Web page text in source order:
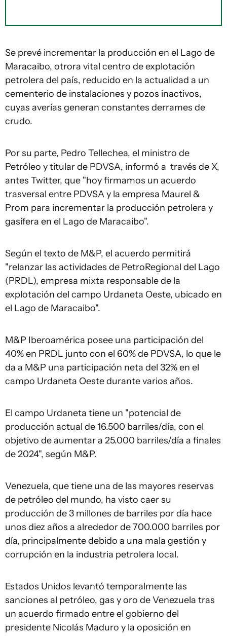
Se prevé incrementar la producción en el Lago de
Maracaibo, otrora vital centro de explotación
petrolera del país, reducido en la actualidad a un
cementerio de instalaciones y pozos inactivos,
cuyas averías generan constantes derrames de
crudo.
Por su parte, Pedro Tellechea, el ministro de
Petróleo y titular de PDVSA, informó a través de X,
antes Twitter, que "hoy firmamos un acuerdo
trasversal entre PDVSA y la empresa Maurel &
Prom para incrementar la producción petrolera y
gasífera en el Lago de Maracaibo".
Según el texto de M&P, el acuerdo permitirá
"relanzar las actividades de PetroRegional del Lago
(PRDL), empresa mixta responsable de la
explotación del campo Urdaneta Oeste, ubicado en
el Lago de Maracaibo".
M&P Iberoamérica posee una participación del
40% en PRDL junto con el 60% de PDVSA, lo que le
da a M&P una participación neta del 32% en el
campo Urdaneta Oeste durante varios años.
El campo Urdaneta tiene un "potencial de
producción actual de 16.500 barriles/día, con el
objetivo de aumentar a 25.000 barriles/día a finales
de 2024", según M&P.
Venezuela, que tiene una de las mayores reservas
de petróleo del mundo, ha visto caer su
producción de 3 millones de barriles por día hace
unos diez años a alrededor de 700.000 barriles por
día, principalmente debido a una mala gestión y
corrupción en la industria petrolera local.
Estados Unidos levantó temporalmente las
sanciones al petróleo, gas y oro de Venezuela tras
un acuerdo firmado entre el gobierno del
presidente Nicolás Maduro y la oposición en